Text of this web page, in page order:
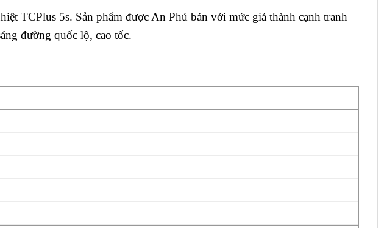
TCPlus 5s. Sản phẩm được An Phú bán với mức giá thành cạnh tranh
đường quốc lộ, cao tốc.